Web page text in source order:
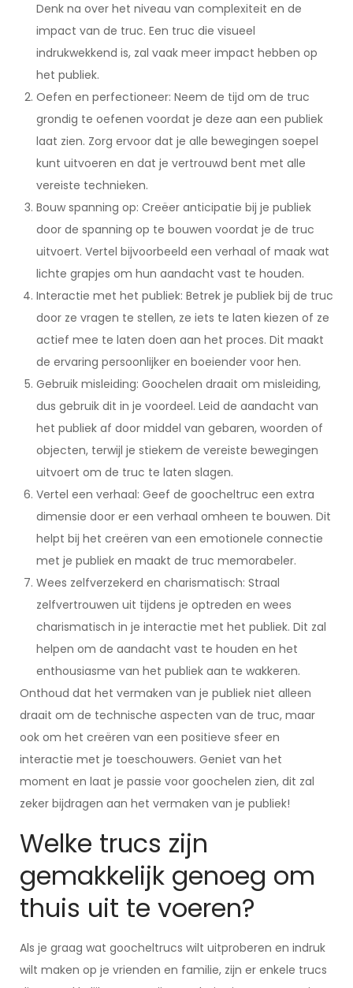
Denk na over het niveau van complexiteit en de
impact van de truc. Een truc die visueel
indrukwekkend is, zal vaak meer impact hebben op
het publiek.
Oefen en perfectioneer: Neem de tijd om de truc
grondig te oefenen voordat je deze aan een publiek
laat zien. Zorg ervoor dat je alle bewegingen soepel
kunt uitvoeren en dat je vertrouwd bent met alle
vereiste technieken.
Bouw spanning op: Creëer anticipatie bij je publiek
door de spanning op te bouwen voordat je de truc
uitvoert. Vertel bijvoorbeeld een verhaal of maak wat
lichte grapjes om hun aandacht vast te houden.
Interactie met het publiek: Betrek je publiek bij de truc
door ze vragen te stellen, ze iets te laten kiezen of ze
actief mee te laten doen aan het proces. Dit maakt
de ervaring persoonlijker en boeiender voor hen.
Gebruik misleiding: Goochelen draait om misleiding,
dus gebruik dit in je voordeel. Leid de aandacht van
het publiek af door middel van gebaren, woorden of
objecten, terwijl je stiekem de vereiste bewegingen
uitvoert om de truc te laten slagen.
Vertel een verhaal: Geef de goocheltruc een extra
dimensie door er een verhaal omheen te bouwen. Dit
helpt bij het creëren van een emotionele connectie
met je publiek en maakt de truc memorabeler.
Wees zelfverzekerd en charismatisch: Straal
zelfvertrouwen uit tijdens je optreden en wees
charismatisch in je interactie met het publiek. Dit zal
helpen om de aandacht vast te houden en het
enthousiasme van het publiek aan te wakkeren.
Onthoud dat het vermaken van je publiek niet alleen
draait om de technische aspecten van de truc, maar
ook om het creëren van een positieve sfeer en
interactie met je toeschouwers. Geniet van het
moment en laat je passie voor goochelen zien, dit zal
zeker bijdragen aan het vermaken van je publiek!
Welke trucs zijn
gemakkelijk genoeg om
thuis uit te voeren?
Als je graag wat goocheltrucs wilt uitproberen en indruk
wilt maken op je vrienden en familie, zijn er enkele trucs